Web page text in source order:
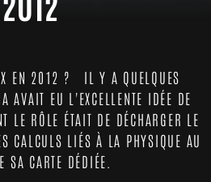
EN 2012 ? IL Y A QUELQUES
AVAIT EU L'EXCELLENTE IDÉE DE
LE RÔLE ÉTAIT DE DÉCHARGER LE
CALCULS LIÉS À LA PHYSIQUE AU
SA CARTE DÉDIÉE.